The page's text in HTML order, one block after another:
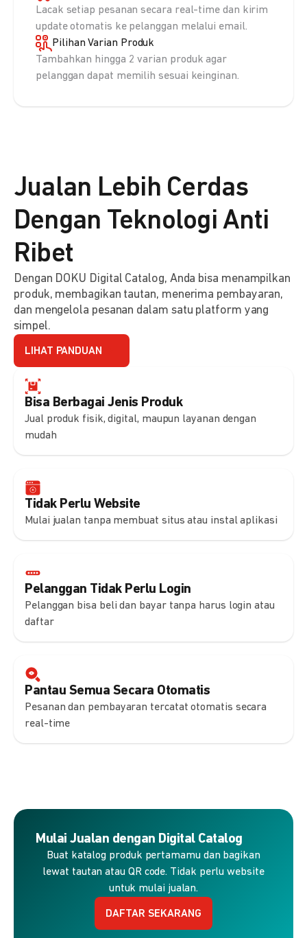
Lacak setiap pesanan secara real-time dan kirim
update otomatis ke pelanggan melalui email.
Pilihan Varian Produk
Tambahkan hingga 2 varian produk agar
pelanggan dapat memilih sesuai keinginan.
Bisa Berbagai Jenis Produk
Jual produk fisik, digital, maupun layanan dengan
mudah
Tidak Perlu Website
Mulai jualan tanpa membuat situs atau instal aplikasi
Pelanggan Tidak Perlu Login
Pelanggan bisa beli dan bayar tanpa harus login atau
daftar
Pantau Semua Secara Otomatis
Pesanan dan pembayaran tercatat otomatis secara
real-time
Jualan Lebih Cerdas
Dengan Teknologi Anti
Ribet
Dengan DOKU Digital Catalog, Anda bisa menampilkan
produk, membagikan tautan, menerima pembayaran,
dan mengelola pesanan dalam satu platform yang
simpel.
LIHAT PANDUAN
Mulai Jualan dengan Digital Catalog
Buat katalog produk pertamamu dan bagikan
lewat tautan atau QR code. Tidak perlu website
untuk mulai jualan.
DAFTAR SEKARANG